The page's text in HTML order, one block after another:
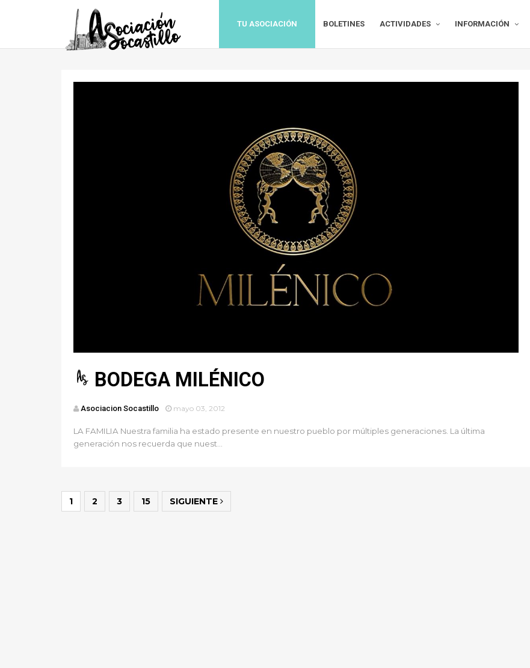
TU ASOCIACIÓN BOLETINES ACTIVIDADES INFORMACIÓN
BODEGA MILÉNICO
Asociacion Socastillo mayo 03, 2012
LA FAMILIA Nuestra familia ha estado presente en nuestro pueblo por múltiples generaciones. La última
generación nos recuerda que nuest...
1 2 3 15 SIGUIENTE